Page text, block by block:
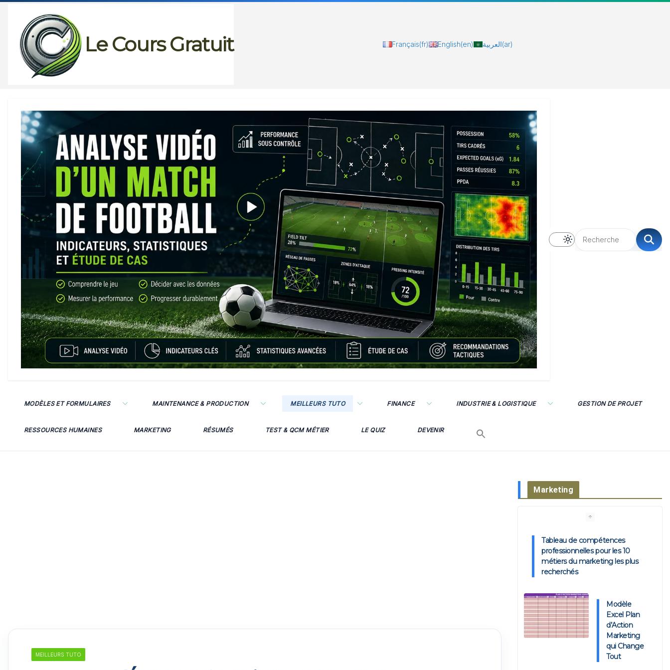
contenu
Le Cours Gratuit Français(fr) English(en) العربية(ar)
MODÈLES ET FORMULAIRES MAINTENANCE & PRODUCTION MEILLEURS TUTO FINANCE INDUSTRIE & LOGISTIQUE GESTION DE PROJET
RESSOURCES HUMAINES MARKETING RÉSUMÉS TEST & QCM MÉTIER LE QUIZ DEVENIR
MEILLEURS TUTO
Marketing
Tableau de compétences
professionnelles pour les 10
métiers du marketing les plus
recherchés
Modèle
Excel Plan
d’Action
Marketing
qui Change
Tout